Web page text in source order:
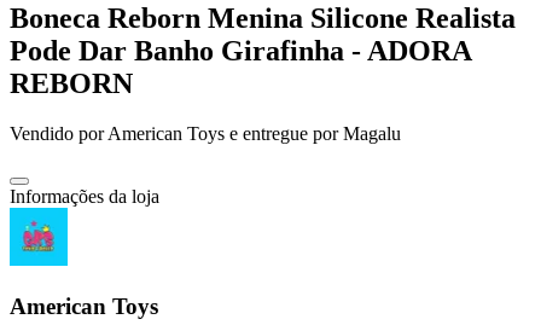
Boneca Reborn Menina Silicone Realista
Pode Dar Banho Girafinha - ADORA
REBORN
Vendido porAmerican Toys e entregue por Magalu
Informações da loja
American Toys